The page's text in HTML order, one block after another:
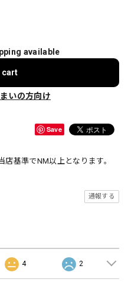
available
cart
いの方向け
Save
店基準でNM以上となります。
通報する
4 2